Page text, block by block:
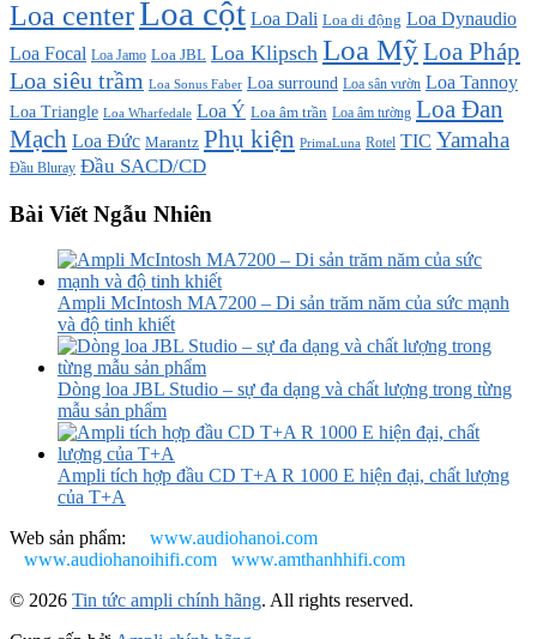
Loa centerLoa cột Loa Dali Loa di động Loa Dynaudio
Loa Focal Loa Jamo Loa JBL Loa Klipsch Loa MỹLoa Pháp
Loa siêu trầm Loa Sonus Faber Loa surround Loa sân vườn Loa Tannoy
Loa Triangle Loa Wharfedale Loa Ý Loa âm trần Loa âm tường Loa Đan
Mạch Loa Đức Marantz Phụ kiện PrimaLuna Rotel TIC Yamaha
Đầu Bluray Đầu SACD/CD
Bài Viết Ngẫu Nhiên
Ampli McIntosh MA7200 – Di sản trăm năm của sức mạnh
và độ tinh khiết
Dòng loa JBL Studio – sự đa dạng và chất lượng trong từng
mẫu sản phẩm
Ampli tích hợp đầu CD T+A R 1000 E hiện đại, chất lượng
của T+A
Web sản phẩm: www.audiohanoi.com
www.audiohanoihifi.com
www.amthanhhifi.com
© 2026 Tin tức ampli chính hãng. All rights reserved.